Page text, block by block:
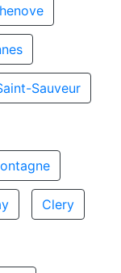
Sauveur
Clery